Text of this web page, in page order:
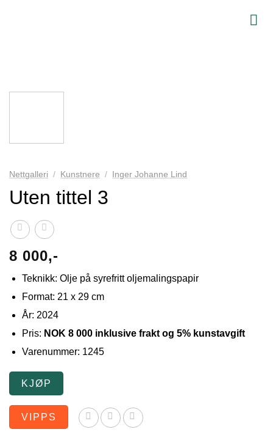
Nettgalleri / Kunstnere / Inger Johanne Lind
Uten tittel 3
8 000
Teknikk: Olje på syrefritt oljemalingspapir
Format: 21 x 29 cm
År: 2024
Pris: NOK 8 000 inklusive frakt og 5% kunstavgift
Varenummer: 1245
KJØP
VIPPS